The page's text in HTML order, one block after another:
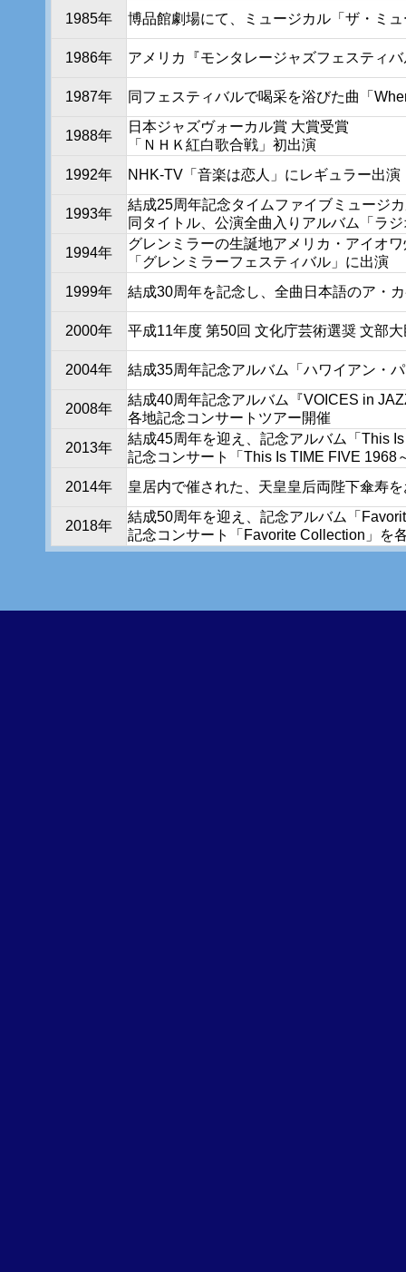
1985年 博品館劇場にて、ミュージカル「ザ・ミ
1986年 アメリカ『モンタレージャズフェスティ
1987年 同フェスティバルで喝采を浴びた曲「
1988年
日本ジャズヴォーカル賞 大賞受賞
「ＮＨＫ紅白歌合戦」初出演
1992年
NHK-TV「音楽は恋人」にレギュラー出演
1993年
結成25周年記念タイムファイブミュージ
同タイトル、公演全曲入りアルバム「ラ
1994年
グレンミラーの生誕地アメリカ・アイオ
「グレンミラーフェスティバル」に出演
1999年
結成30周年を記念し、全曲日本語のア・
2000年 平成11年度 第50回 文化庁芸術選奨 文部
2004年 結成35周年記念アルバム「ハワイアン・
2008年
結成40周年記念アルバム『VOICES in
各地記念コンサートツアー開催
2013年
結成45周年を迎え、記念アルバム「This
記念コンサート「This Is TIME FIVE 1968
2014年
皇居内で催された、天皇皇后両陛下傘寿
2018年
結成50周年を迎え、記念アルバム「
記念コンサート「Favorite Collection」を